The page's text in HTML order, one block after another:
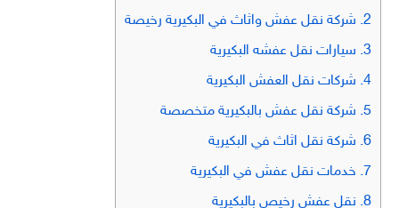
2. شركة نقل عفش واثاث في البكيرية رخيصة
3. سيارات نقل عفشه البكيرية
4. شركات نقل العفش البكيرية
5. شركة نقل عفش بالبكيرية متخصصة
6. شركة نقل اثاث في البكيرية
7. خدمات نقل عفش في البكيرية
8. نقل عفش رخيص بالبكيرية